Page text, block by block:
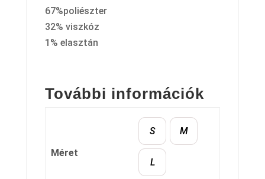
67%poliészter
32% viszkóz
1% elasztán
További információk
Méret
S M
L